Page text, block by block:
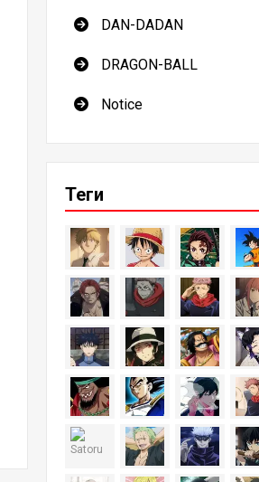
DAN-DADAN
DRAGON-BALL
Notice
Теги